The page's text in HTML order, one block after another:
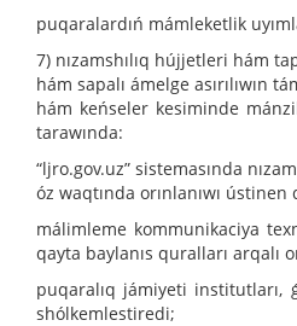
puqaralardıń mámleketlik
7) nızamshılıq hújjetleri hám
hám sapalı ámelge asırılıwın
hám keńseler kesiminde
tarawında:
“ljro.gov.uz” sistemasında
óz waqtında orınlanıwı ústinen
málimleme kommunikaciya
qayta baylanıs quralları arqalı
puqaralıq jámiyeti
shólkemlestiredi;